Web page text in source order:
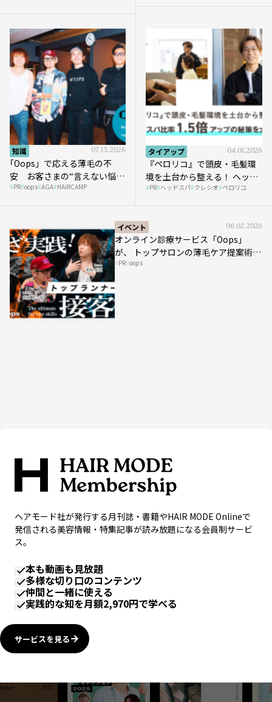
知識 07.13.2026
｢Oops」で応える薄毛の不
安 お客さまの“言えない悩
み”にどう向き合う？ ＃01
PR oops AGA HAIRCAMP
タイアップ 04.01.2026
『ペロリコ』で頭皮・毛髪環
境を土台から整える！ ヘッド
スパ比率1.5倍アップの秘策を
PR ヘッドスパ クレシオ ペロリコ
イベント 06.02.2026
オンライン診療サービス「Oops」
が、 トップサロンの薄毛ケア提案術を
HAIRCAMPで公開！
PR oops
ヘアモード社が発行する月刊誌・書籍やHAIR MODE Onlineで
発信される美容情報・特集記事が読み放題になる会員制サービ
ス。
本も動画も見放題
多様な切り口のコンテンツ
仲間と一緒に使える
実践的な知を月額2,970円で学べる
サービスを見る